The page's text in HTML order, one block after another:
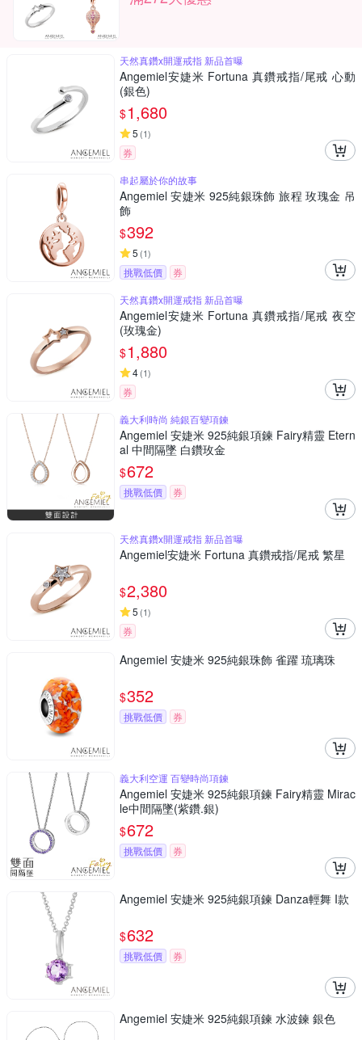
天然真鑽x開運戒指 新品首曝
Angemiel安婕米 Fortuna 真鑽戒指/尾戒 心動
(銀色)
$1,680
5 (1)
券
串起屬於你的故事
Angemiel 安婕米 925純銀珠飾 旅程 玫瑰金 吊
飾
$392
5 (1)
挑戰低價
券
天然真鑽x開運戒指 新品首曝
Angemiel安婕米 Fortuna 真鑽戒指/尾戒 夜空
(玫瑰金)
$1,880
4(1)
券
義大利時尚 純銀百變項鍊
Angemiel 安婕米 925純銀項鍊 Fairy精靈 Etern
al 中間隔墜 白鑽玫金
$672
挑戰低價 券
天然真鑽x開運戒指 新品首曝
Angemiel安婕米 Fortuna 真鑽戒指/尾戒 繁星
$2,380
5 (1)
券
Angemiel 安婕米 925純銀珠飾 雀躍 琉璃珠
$352
挑戰低價 券
義大利空運 百變時尚項鍊
Angemiel 安婕米 925純銀項鍊 Fairy精靈 Mirac
le中間隔墜(紫鑽.銀)
$672
挑戰低價 券
Angemiel 安婕米 925純銀項鍊 Danza輕舞 I款
$632
挑戰低價 券
Angemiel 安婕米 925純銀項鍊 水波鍊 銀色